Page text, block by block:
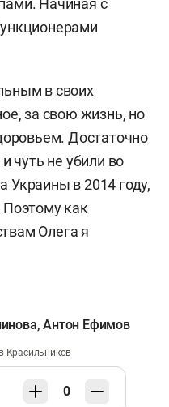
Начиная с
в своих
за свою жизнь, но
Достаточно
чуть не убили во
Украины в 2014 году,
как
Олега я
,Антон Ефимов
Красильников
0